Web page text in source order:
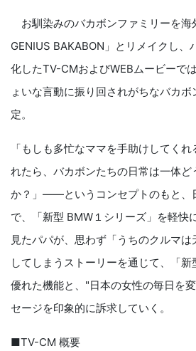
お馴染みのバカボンファミリーを海
GENIUS BAKABON」とリメイクし、
化したTV-CMおよびWEBムービーで
ょいな言動に振り回されがちなバカ
定。
「もしも多忙なママを手助けしてく
れたら、バカボンたちの日常は一体ど
か？」――というコンセプトのもと、
で、「新型 BMW１シリーズ」を軽快
見たパパが、思わず「うちのクルマ
してしまうストーリーを通じて、「
優れた機能と、"日本の女性の毎日を
セージを印象的に訴求していく。
■TV-CM 概要